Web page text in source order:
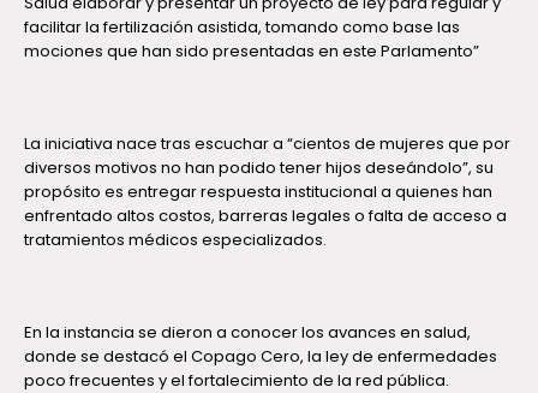
facilitar la fertilización asistida, tomando como base las
mociones que han sido presentadas en este Parlamento”
La iniciativa nace tras escuchar a “cientos de mujeres que por
diversos motivos no han podido tener hijos deseándolo”, su
propósito es entregar respuesta institucional a quienes han
enfrentado altos costos, barreras legales o falta de acceso a
tratamientos médicos especializados.
En la instancia se dieron a conocer los avances en salud,
donde se destacó el Copago Cero, la ley de enfermedades
poco frecuentes y el fortalecimiento de la red pública.